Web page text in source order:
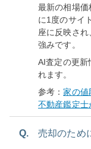
最新の相場価
に1度のサイ
座に反映さ
強みです。
AI査定の更新
れます。
参考：家の値
不動産鑑定士
Q. 売却のため